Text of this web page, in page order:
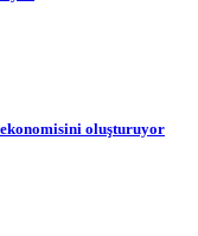
ekonomisini oluşturuyor